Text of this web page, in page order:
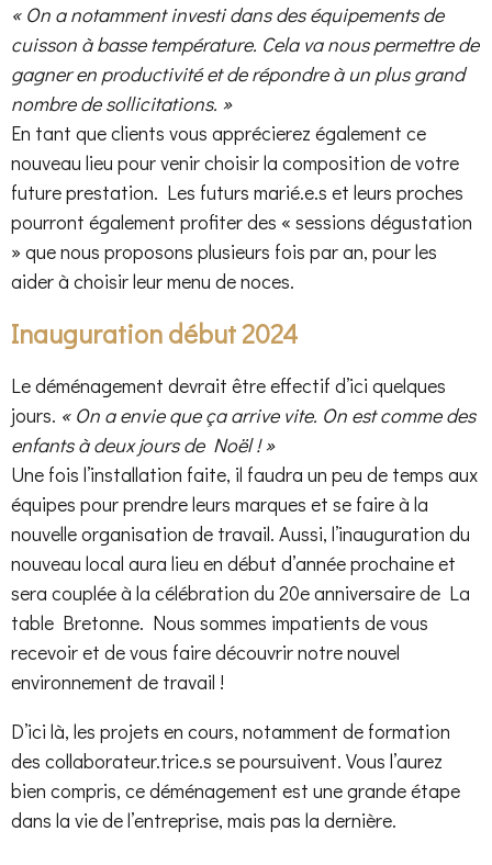
« On a notamment investi dans des équipements de
cuisson à basse température. Cela va nous permettre de
gagner en productivité et de répondre à un plus grand
nombre de sollicitations. »
En tant que clients vous apprécierez également ce
nouveau lieu pour venir choisir la composition de votre
future prestation. Les futurs marié.e.s et leurs proches
pourront également profiter des « sessions dégustation
» que nous proposons plusieurs fois par an, pour les
aider à choisir leur menu de noces.
Inauguration début 2024
Le déménagement devrait être effectif d’ici quelques
jours. « On a envie que ça arrive vite. On est comme des
enfants à deux jours de Noël ! »
Une fois l’installation faite, il faudra un peu de temps aux
équipes pour prendre leurs marques et se faire à la
nouvelle organisation de travail. Aussi, l’inauguration du
nouveau local aura lieu en début d’année prochaine et
sera couplée à la célébration du 20e anniversaire de La
table Bretonne. Nous sommes impatients de vous
recevoir et de vous faire découvrir notre nouvel
environnement de travail !
D’ici là, les projets en cours, notamment de formation
des collaborateur.trice.s se poursuivent. Vous l’aurez
bien compris, ce déménagement est une grande étape
dans la vie de l’entreprise, mais pas la dernière.